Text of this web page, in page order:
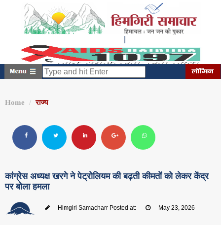
Home राज्य
कांग्रेस अध्यक्ष खरगे ने पेट्रोलियम की बढ़ती कीमतों को लेकर केंद्र
पर बोला हमला
Himgiri Samacharr Posted at: May 23, 2026